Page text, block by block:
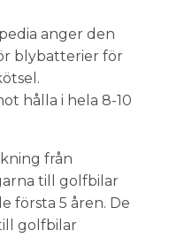
anger den
blybatterier för
hålla i hela 8-10
från
till golfbilar
första 5 åren. De
golfbilar